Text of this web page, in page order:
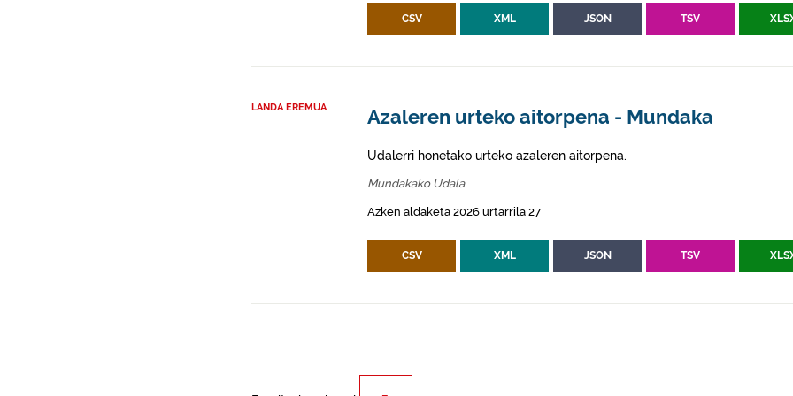
CSV XML JSON TSV
LANDA EREMUA Azaleren urteko aitorpena - Mundaka
Udalerri honetako urteko azaleren aitorpena.
Mundakako Udala
Azken aldaketa 2026 urtarrila 27
CSV XML JSON TSV